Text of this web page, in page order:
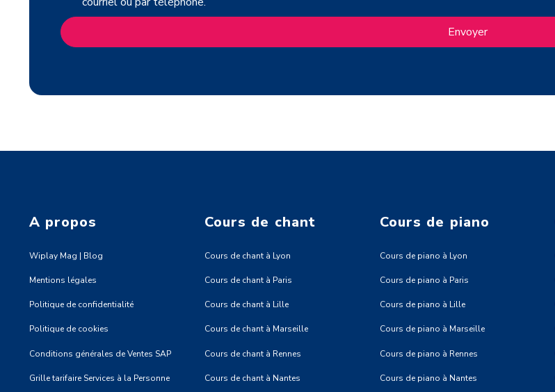
A propos
Wiplay Mag | Blog
Mentions légales
Politique de confidentialité
Politique de cookies
Conditions générales de Ventes SAP
Grille tarifaire Services à la Personne
Cours de chant
Cours de chant à Lyon
Cours de chant à Paris
Cours de chant à Lille
Cours de chant à Marseille
Cours de chant à Rennes
Cours de chant à Nantes
Cours de piano
Cours de piano à Lyon
Cours de piano à Paris
Cours de piano à Lille
Cours de piano à Marseille
Cours de piano à Rennes
Cours de piano à Nantes